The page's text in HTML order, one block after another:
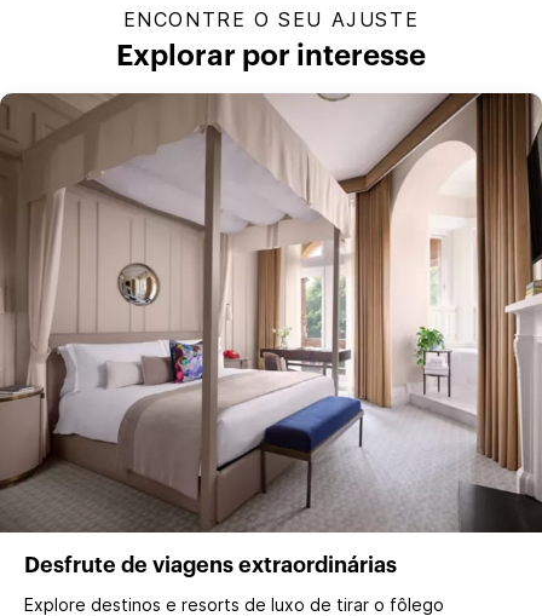
ENCONTRE O SEU AJUSTE
Explorar por interesse
Desfrute de viagens extraordinárias
Explore destinos e resorts de luxo de tirar o fôlego